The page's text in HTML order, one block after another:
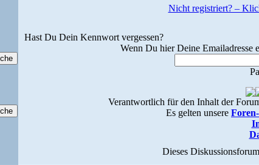
Nicht registriert? –
Hast Du Dein Kennwort vergessen?
Wenn Du hier Deine Emailadresse
Verantwortlich für den Inhalt der
Es gelten unsere
Dieses